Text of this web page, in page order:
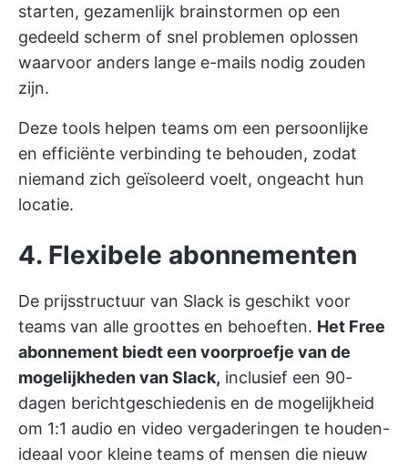
starten, gezamenlijk brainstormen op een
gedeeld scherm of snel problemen oplossen
waarvoor anders lange e-mails nodig zouden
zijn.
Deze tools helpen teams om een persoonlijke
en efficiënte verbinding te behouden, zodat
niemand zich geïsoleerd voelt, ongeacht hun
locatie.
4. Flexibele abonnementen
De prijsstructuur van Slack is geschikt voor
teams van alle groottes en behoeften. Het Free
abonnement biedt een voorproefje van de
mogelijkheden van Slack, inclusief een 90-
dagen berichtgeschiedenis en de mogelijkheid
om 1:1 audio en video vergaderingen te houden-
ideaal voor kleine teams of mensen die nieuw